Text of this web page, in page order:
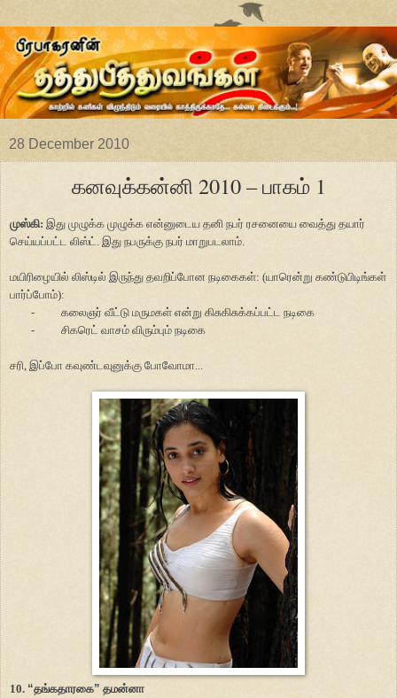
28 December 2010
கனவுக்கன்னி 2010 – பாகம் 1
முஸ்கி: இது முழுக்க முழுக்க என்னுடைய தனி நபர் ரசனையை வைத்து தயார்
செய்யப்பட்ட லிஸ்ட். இது நபருக்கு நபர் மாறுபடலாம்.
மயிரிழையில் லிஸ்டில் இருந்து தவறிப்போன நடிகைகள்: (யாரென்று கண்டுபிடிங்கள்
பார்ப்போம்):
-
கலைஞர் வீட்டு மருமகள் என்று கிசுகிசுக்கப்பட்ட நடிகை
-
சிகரெட் வாசம் விரும்பும் நடிகை
சரி, இப்போ கவுண்டவுனுக்கு போவோமா...
10. “தங்கதாரகை” தமன்னா